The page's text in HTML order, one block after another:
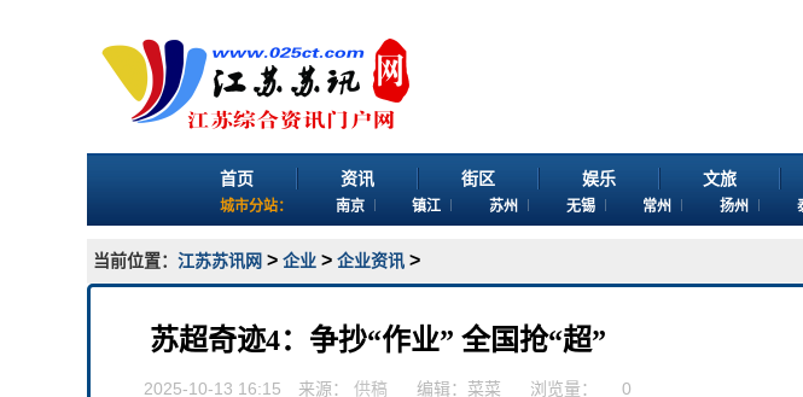
首页 资讯 街区 娱乐 文旅
城市分站： 南京 镇江 苏州 无锡 常州 扬州
当前位置： 江苏苏讯网 > 企业 > 企业资讯 >
苏超奇迹4：争抄“作业” 全国抢“超”
2025-10-13 16:15 来源： 供稿 编辑：菜菜 浏览量： 0